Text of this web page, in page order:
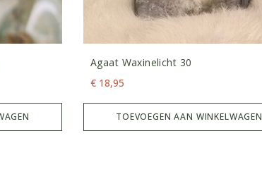
Agaat Waxinelicht 30
€ 18,95
TOEVOEGEN AAN WINKELWAGEN